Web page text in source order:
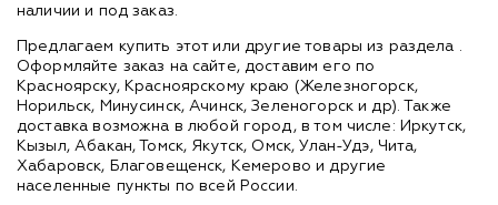
наличии и под заказ.
Предлагаем купить этот или другие товары из раздела .
Оформляйте заказ на сайте, доставим его по
Красноярску, Красноярскому краю (Железногорск,
Норильск, Минусинск, Ачинск, Зеленогорск и др). Также
доставка возможна в любой город, в том числе: Иркутск,
Кызыл, Абакан, Томск, Якутск, Омск, Улан-Удэ, Чита,
Хабаровск, Благовещенск, Кемерово и другие
населенные пункты по всей России.